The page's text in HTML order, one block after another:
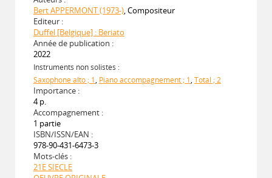
Bert APPERMONT (1973-), Compositeur
Editeur :
Duffel [Belgique] : Beriato
Année de publication :
2022
Instruments non solistes :
Saxophone alto ; 1, Piano accompagnement ; 1, Total ; 2
Importance :
4 p.
Accompagnement :
1 partie
ISBN/ISSN/EAN :
978-90-431-6473-3
Mots-clés :
21E SIECLE